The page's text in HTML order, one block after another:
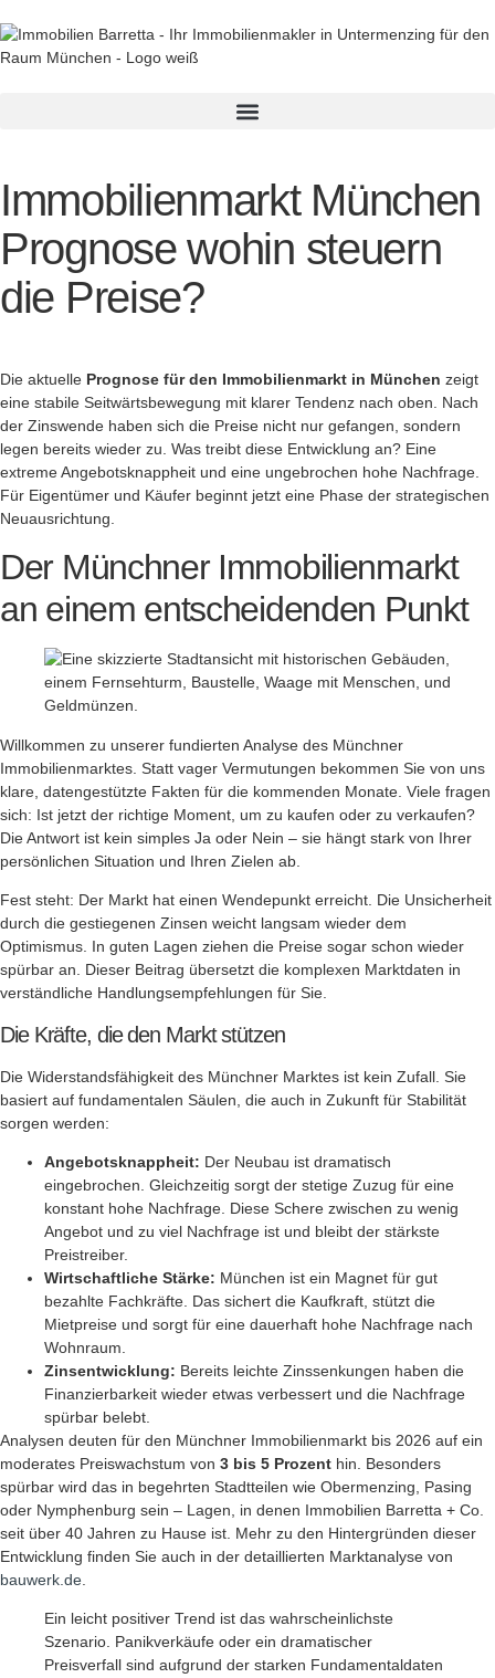
Immobilienmarkt München
Prognose wohin steuern
die Preise?
Die aktuelle Prognose für den Immobilienmarkt in München zeigt
eine stabile Seitwärtsbewegung mit klarer Tendenz nach oben. Nach
der Zinswende haben sich die Preise nicht nur gefangen, sondern
legen bereits wieder zu. Was treibt diese Entwicklung an? Eine
extreme Angebotsknappheit und eine ungebrochen hohe Nachfrage.
Für Eigentümer und Käufer beginnt jetzt eine Phase der strategischen
Neuausrichtung.
Der Münchner Immobilienmarkt
an einem entscheidenden Punkt
Willkommen zu unserer fundierten Analyse des Münchner
Immobilienmarktes. Statt vager Vermutungen bekommen Sie von uns
klare, datengestützte Fakten für die kommenden Monate. Viele fragen
sich: Ist jetzt der richtige Moment, um zu kaufen oder zu verkaufen?
Die Antwort ist kein simples Ja oder Nein – sie hängt stark von Ihrer
persönlichen Situation und Ihren Zielen ab.
Fest steht: Der Markt hat einen Wendepunkt erreicht. Die Unsicherheit
durch die gestiegenen Zinsen weicht langsam wieder dem
Optimismus. In guten Lagen ziehen die Preise sogar schon wieder
spürbar an. Dieser Beitrag übersetzt die komplexen Marktdaten in
verständliche Handlungsempfehlungen für Sie.
Die Kräfte, die den Markt stützen
Die Widerstandsfähigkeit des Münchner Marktes ist kein Zufall. Sie
basiert auf fundamentalen Säulen, die auch in Zukunft für Stabilität
sorgen werden:
Angebotsknappheit: Der Neubau ist dramatisch
eingebrochen. Gleichzeitig sorgt der stetige Zuzug für eine
konstant hohe Nachfrage. Diese Schere zwischen zu wenig
Angebot und zu viel Nachfrage ist und bleibt der stärkste
Preistreiber.
Wirtschaftliche Stärke: München ist ein Magnet für gut
bezahlte Fachkräfte. Das sichert die Kaufkraft, stützt die
Mietpreise und sorgt für eine dauerhaft hohe Nachfrage nach
Wohnraum.
Zinsentwicklung: Bereits leichte Zinssenkungen haben die
Finanzierbarkeit wieder etwas verbessert und die Nachfrage
spürbar belebt.
Analysen deuten für den Münchner Immobilienmarkt bis 2026 auf ein
moderates Preiswachstum von 3 bis 5 Prozent hin. Besonders
spürbar wird das in begehrten Stadtteilen wie Obermenzing, Pasing
oder Nymphenburg sein – Lagen, in denen Immobilien Barretta + Co.
seit über 40 Jahren zu Hause ist. Mehr zu den Hintergründen dieser
Entwicklung finden Sie auch in der detaillierten Marktanalyse von
bauwerk.de
Ein leicht positiver Trend ist das wahrscheinlichste
Szenario. Panikverkäufe oder ein dramatischer
Preisverfall sind aufgrund der starken Fundamentaldaten